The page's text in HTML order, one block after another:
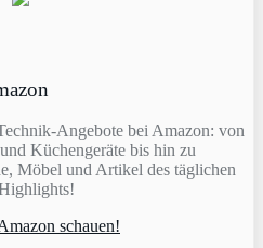
Angebote bei Amazon: von
Küchengeräte bis hin zu
Möbel und Artikel des täglichen